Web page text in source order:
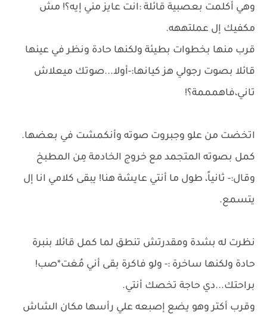
وهي أكلمت بعصبية قائلة :انت عايز مني إيه؟! مش
مكفيك إل عملتههه.
قرب منها بخطوات بطيئة ولكنها حادة ونظر في عينها
قائلا بصوت رجولي هز كيانها:-أولا...صوتك ميعلاش
تاني،فاهمممة؟!
اتخضت من علو وجبروت صوته وأنكمشت في بعضها.
كمل بصوته المتجمد مع خروج الخادمة مِن المطبخ
وقال:- ثانياً، طول ما أنتي عايشة هنا! يبقى كلامي انا إل
يتسمع.
نظرت له بشدة ومقدرتش تنطق لما كمل قائلا بنبرة
حادة ولكنها ساخرة :- ولو فاكرة بقى أني مُغت*صب!
براحتك...دي حاجة تخصك أنتي.
وقرب أكتر وهو يضع إصبعه علي رأسها مكان الشاش